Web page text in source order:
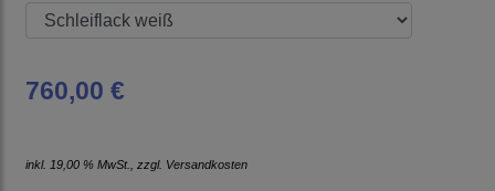
760,00 €
inkl. 19,00 % MwSt., zzgl. Versandkosten